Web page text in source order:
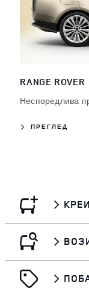
RANGE ROVER
Неспоредлива
ПРЕГЛЕД